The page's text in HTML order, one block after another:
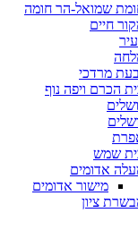
הר חומה
נוף
אדומים